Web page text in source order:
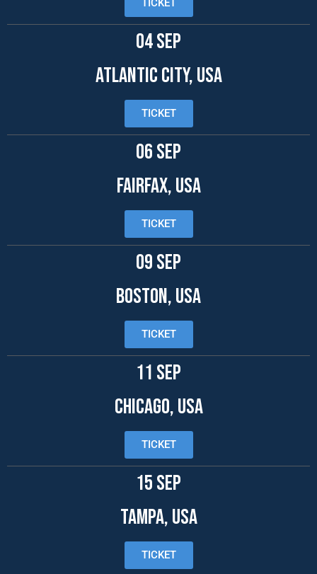
TICKET
04 SEP
ATLANTIC CITY, USA
TICKET
06 SEP
Fairfax, USA
TICKET
09 SEP
BOSTON, USA
TICKET
11 SEP
CHICAGO, USA
TICKET
15 SEP
TAMPA, USA
TICKET